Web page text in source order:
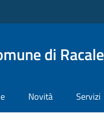
di Racale
Novità Servizi